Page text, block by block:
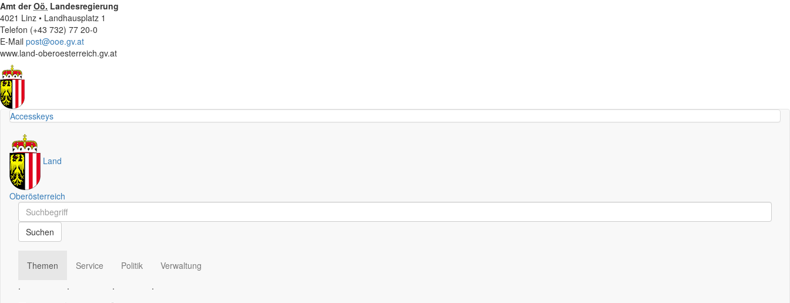
Amt derOö. Landesregierung
4021 Linz • Landhausplatz 1
Telefon (+43 732) 77 20-0
E-Mail post@ooe.gv.at
www.land-oberoesterreich.gv.at
Accesskeys
Land
Oberösterreich
Schnellsuche
Schnellsuche
Suchen
Themen
.
Service
.
Politik
.
Verwaltung
.